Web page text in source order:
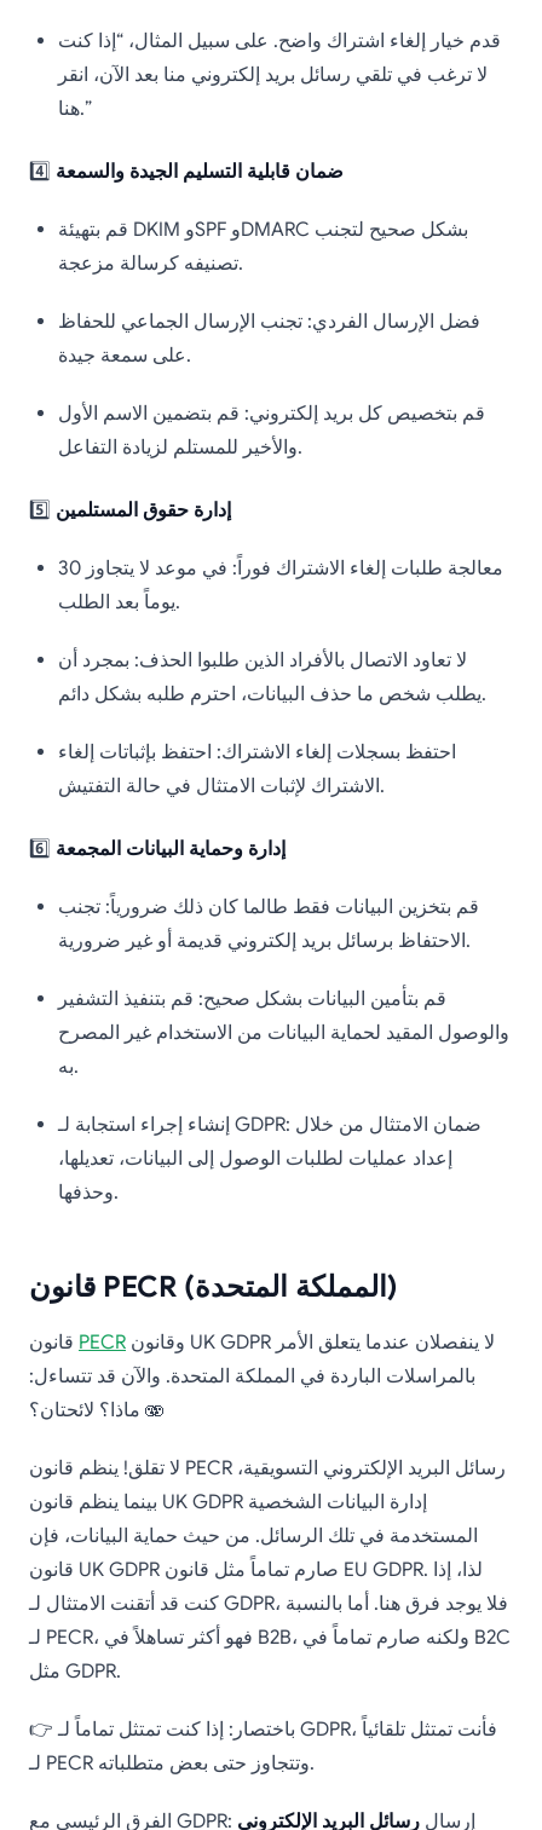
قدم خيار إلغاء اشتراك واضح. على سبيل المثال، “إذا كنت
لا ترغب في تلقي رسائل بريد إلكتروني منا بعد الآن، انقر
هنا.”
4️⃣ ضمان قابلية التسليم الجيدة والسمعة
قم بتهيئة DKIM وSPF وDMARC بشكل صحيح لتجنب
تصنيفه كرسالة مزعجة.
فضل الإرسال الفردي: تجنب الإرسال الجماعي للحفاظ
على سمعة جيدة.
قم بتخصيص كل بريد إلكتروني: قم بتضمين الاسم الأول
والأخير للمستلم لزيادة التفاعل.
5️⃣ إدارة حقوق المستلمين
معالجة طلبات إلغاء الاشتراك فوراً: في موعد لا يتجاوز 30
يوماً بعد الطلب.
لا تعاود الاتصال بالأفراد الذين طلبوا الحذف: بمجرد أن
يطلب شخص ما حذف البيانات، احترم طلبه بشكل دائم.
احتفظ بسجلات إلغاء الاشتراك: احتفظ بإثباتات إلغاء
الاشتراك لإثبات الامتثال في حالة التفتيش.
6️⃣ إدارة وحماية البيانات المجمعة
قم بتخزين البيانات فقط طالما كان ذلك ضرورياً: تجنب
الاحتفاظ برسائل بريد إلكتروني قديمة أو غير ضرورية.
قم بتأمين البيانات بشكل صحيح: قم بتنفيذ التشفير
والوصول المقيد لحماية البيانات من الاستخدام غير المصرح
به.
إنشاء إجراء استجابة لـ GDPR: ضمان الامتثال من خلال
إعداد عمليات لطلبات الوصول إلى البيانات، تعديلها،
وحذفها.
قانون PECR (المملكة المتحدة)
PECR
بالمراسلات الباردة في المملكة المتحدة. والآن قد تتساءل:
ماذا؟ لائحتان؟ 🫨
لا تقلق! ينظم قانون PECR رسائل البريد الإلكتروني التسويقية،
بينما ينظم قانون UK GDPR إدارة البيانات الشخصية
المستخدمة في تلك الرسائل. من حيث حماية البيانات، فإن
قانون UK GDPR صارم تماماً مثل قانون EU GDPR. لذا، إذا
كنت قد أتقنت الامتثال لـ GDPR، فلا يوجد فرق هنا. أما بالنسبة
لـ PECR، فهو أكثر تساهلاً في B2B، ولكنه صارم تماماً في B2C
مثل GDPR.
👉 باختصار: إذا كنت تمتثل تماماً لـ GDPR، فأنت تمتثل تلقائياً
لـ PECR وتتجاوز حتى بعض متطلباته.
الفرق الرئيسي مع GDPR: إرسال رسائل البريد الإلكتروني